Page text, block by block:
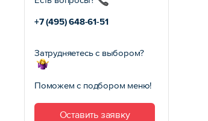
+7 (495) 648-61-51
Затрудняетесь с выбором?
Поможем с подбором меню!
Оставить заявку